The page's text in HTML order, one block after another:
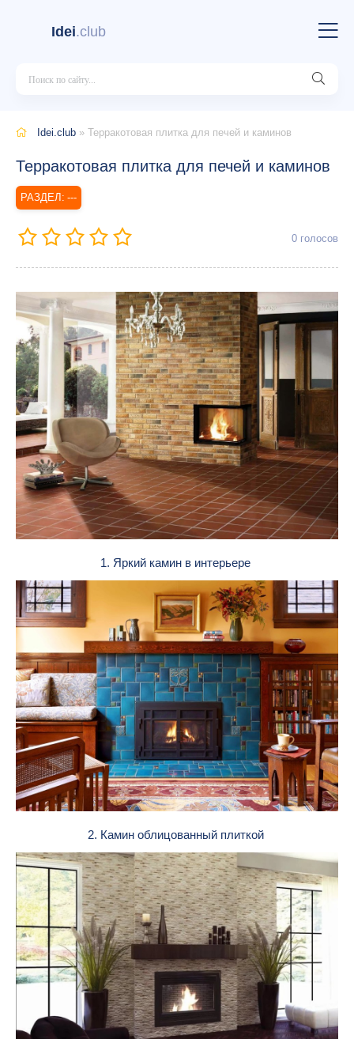
Idei.club
Idei.club » Терракотовая плитка для печей и каминов
Терракотовая плитка для печей и каминов
---
0 голосов
1. Яркий камин в интерьере
2. Камин облицованный плиткой